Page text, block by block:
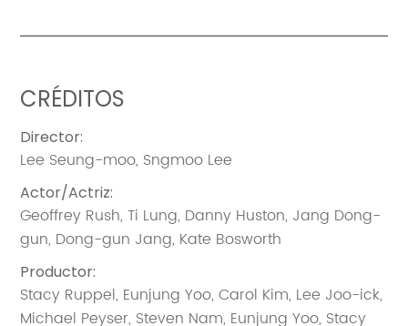
CRÉDITOS
Director:
Lee Seung-moo, Sngmoo Lee
Actor/Actriz:
Geoffrey Rush,Ti Lung, Danny Huston, Jang Dong-
gun, Dong-gun Jang, Kate Bosworth
Productor:
Stacy Ruppel, Eunjung Yoo,Carol Kim, Lee Joo-ick,
Michael Peyser, Steven Nam, Eunjung Yoo, Stacy